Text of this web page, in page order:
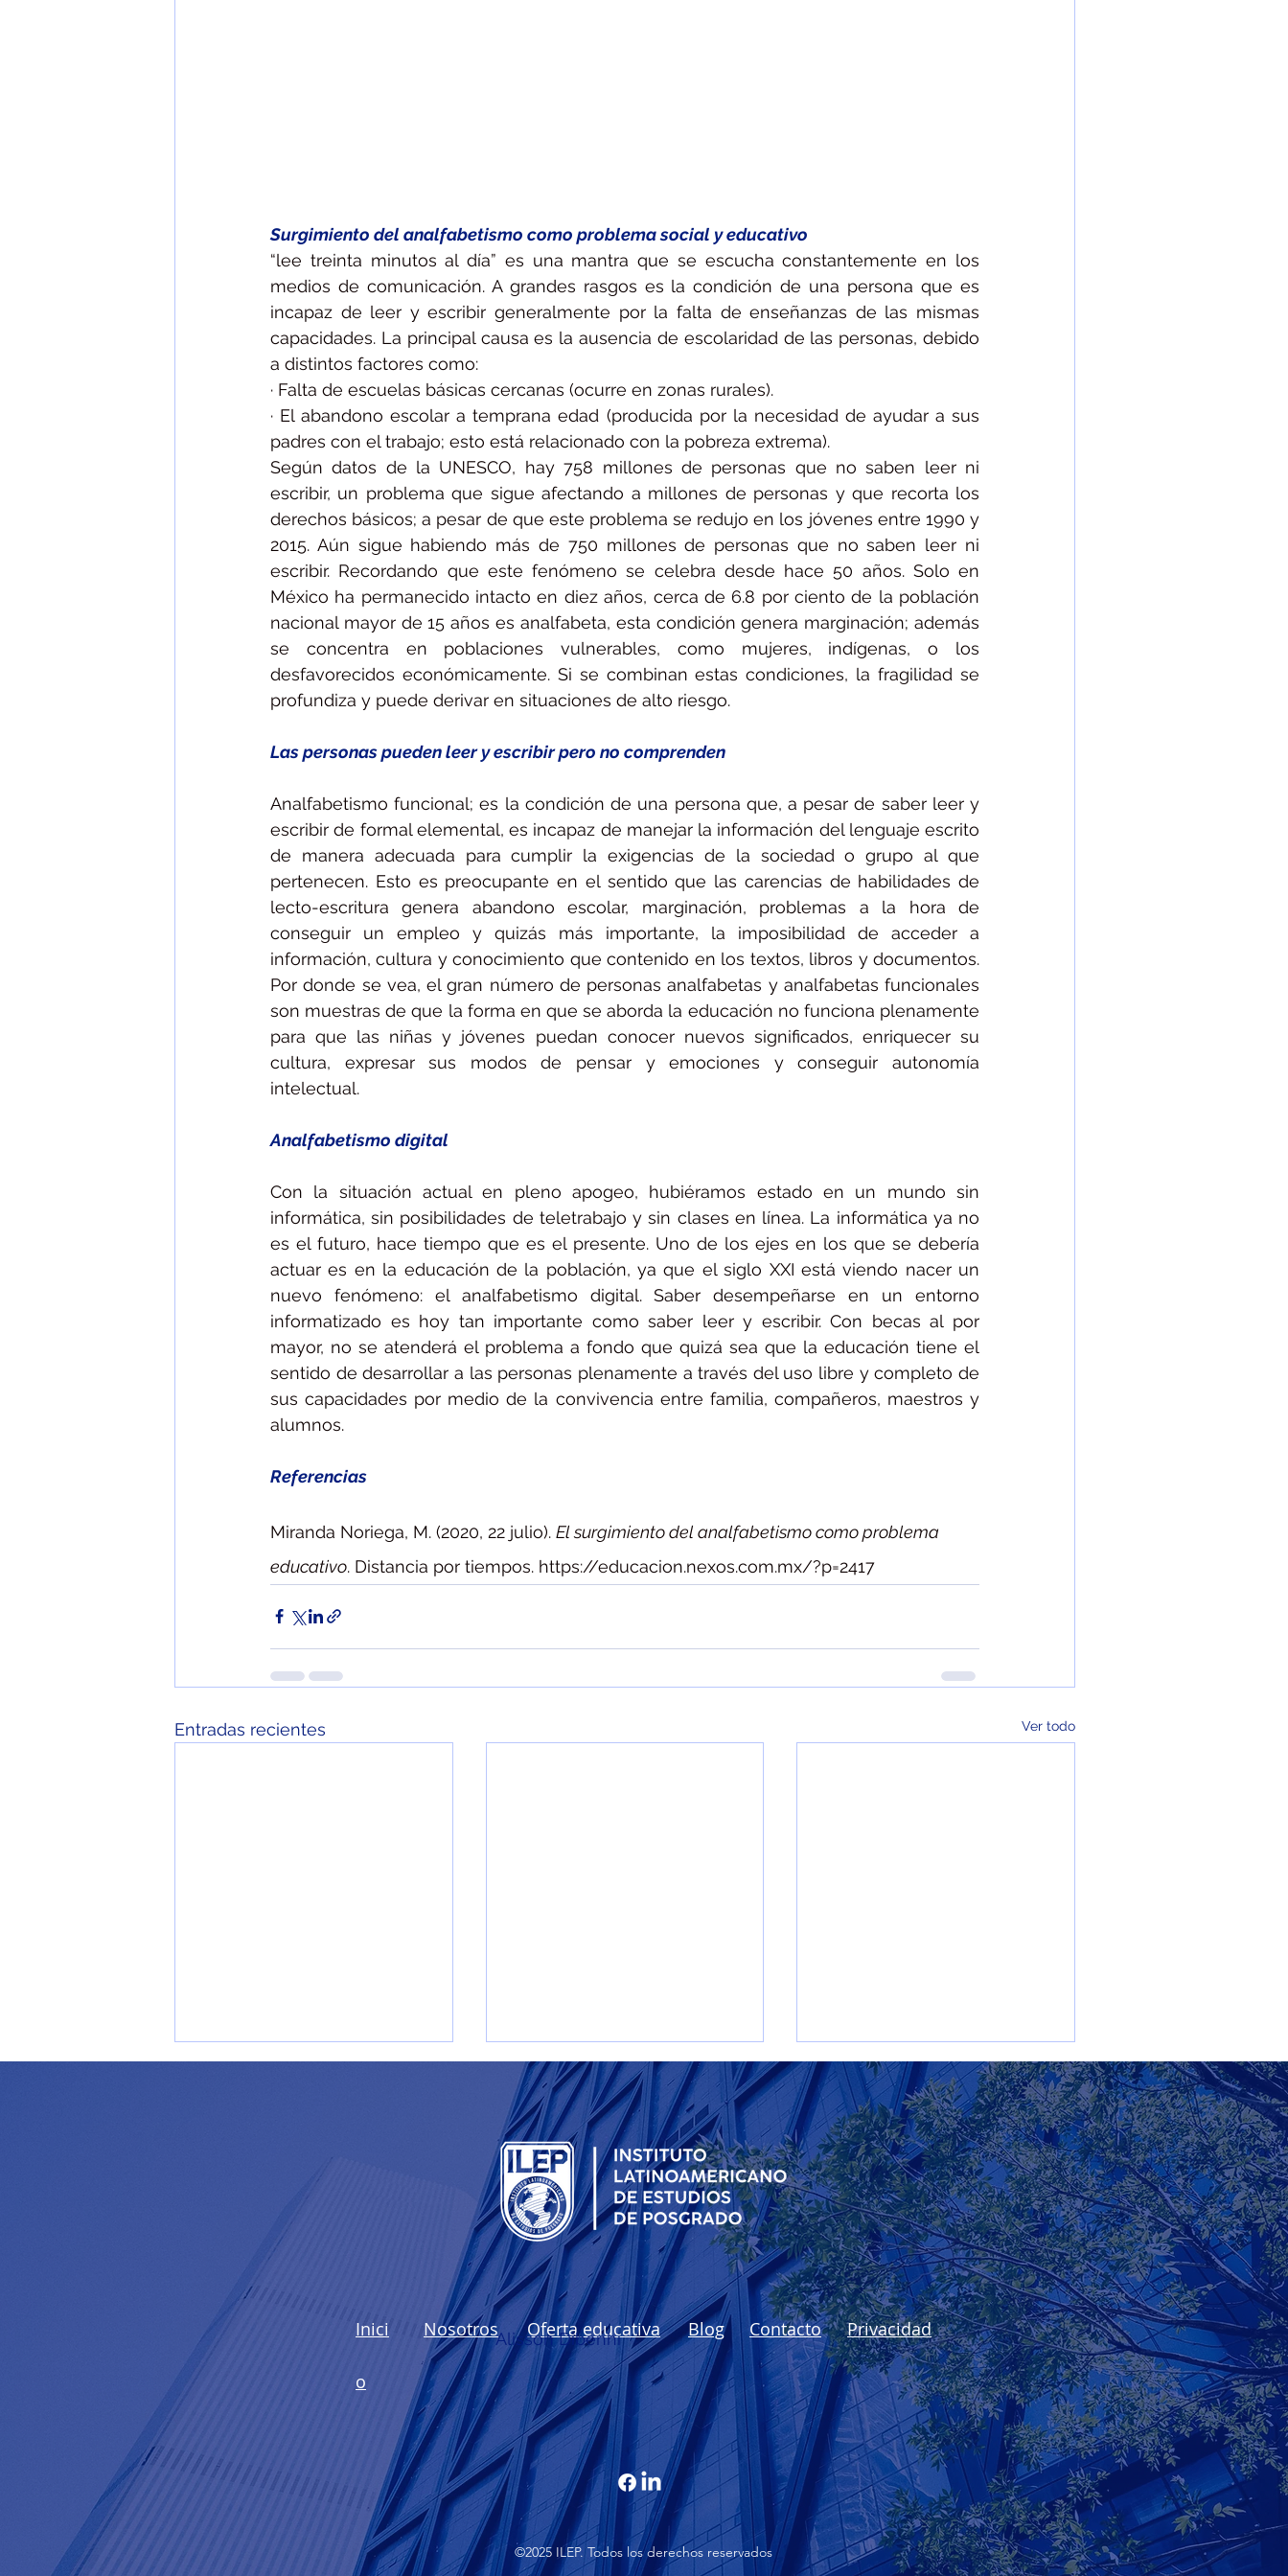
Surgimiento del analfabetismo como problema social y educativo
“lee treinta minutos al día” es una mantra que se escucha constantemente en los
medios de comunicación. A grandes rasgos es la condición de una persona que es
incapaz de leer y escribir generalmente por la falta de enseñanzas de las mismas
capacidades. La principal causa es la ausencia de escolaridad de las personas, debido
a distintos factores como:
· Falta de escuelas básicas cercanas (ocurre en zonas rurales).
· El abandono escolar a temprana edad (producida por la necesidad de ayudar a sus
padres con el trabajo; esto está relacionado con la pobreza extrema).
Según datos de la UNESCO, hay 758 millones de personas que no saben leer ni
escribir, un problema que sigue afectando a millones de personas y que recorta los
derechos básicos; a pesar de que este problema se redujo en los jóvenes entre 1990 y
2015. Aún sigue habiendo más de 750 millones de personas que no saben leer ni
escribir. Recordando que este fenómeno se celebra desde hace 50 años. Solo en
México ha permanecido intacto en diez años, cerca de 6.8 por ciento de la población
nacional mayor de 15 años es analfabeta, esta condición genera marginación; además
se concentra en poblaciones vulnerables, como mujeres, indígenas, o los
desfavorecidos económicamente. Si se combinan estas condiciones, la fragilidad se
profundiza y puede derivar en situaciones de alto riesgo.
Las personas pueden leer y escribir pero no comprenden
Analfabetismo funcional; es la condición de una persona que, a pesar de saber leer y
escribir de formal elemental, es incapaz de manejar la información del lenguaje escrito
de manera adecuada para cumplir la exigencias de la sociedad o grupo al que
pertenecen. Esto es preocupante en el sentido que las carencias de habilidades de
lecto-escritura genera abandono escolar, marginación, problemas a la hora de
conseguir un empleo y quizás más importante, la imposibilidad de acceder a
información, cultura y conocimiento que contenido en los textos, libros y documentos.
Por donde se vea, el gran número de personas analfabetas y analfabetas funcionales
son muestras de que la forma en que se aborda la educación no funciona plenamente
para que las niñas y jóvenes puedan conocer nuevos significados, enriquecer su
cultura, expresar sus modos de pensar y emociones y conseguir autonomía
intelectual.
Analfabetismo digital
Con la situación actual en pleno apogeo, hubiéramos estado en un mundo sin
informática, sin posibilidades de teletrabajo y sin clases en línea. La informática ya no
es el futuro, hace tiempo que es el presente. Uno de los ejes en los que se debería
actuar es en la educación de la población, ya que el siglo XXI está viendo nacer un
nuevo fenómeno: el analfabetismo digital. Saber desempeñarse en un entorno
informatizado es hoy tan importante como saber leer y escribir. Con becas al por
mayor, no se atenderá el problema a fondo que quizá sea que la educación tiene el
sentido de desarrollar a las personas plenamente a través del uso libre y completo de
sus capacidades por medio de la convivencia entre familia, compañeros, maestros y
alumnos.
Referencias
Miranda Noriega, M. (2020, 22 julio). El surgimiento del analfabetismo como problema
educativo. Distancia por tiempos. https://educacion.nexos.com.mx/?p=2417
Entradas recientes Ver todo
Desarrollo sostenible Tipos de sostenibilidad
Inici
o
Nosotros Oferta educativa Blog Contacto Privacidad
©2025 ILEP. Todos los derechos reservados
Alisson Dibenhi